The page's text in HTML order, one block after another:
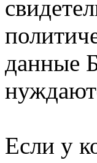
данные
Если у